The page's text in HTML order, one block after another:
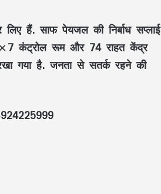
हैं. साफ पेयजल की निर्बाध सप्लाई
कंट्रोल रूम और 74 राहत केंद्र
गया है. जनता से सतर्क रहने की